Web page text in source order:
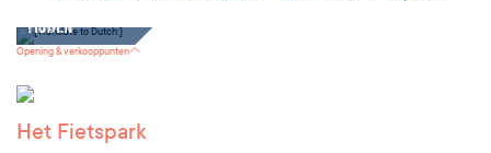
Tijden
Opening & verkooppunten
Het Fietspark